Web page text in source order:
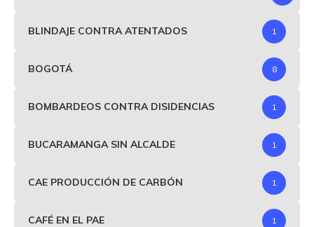
BLINDAJE CONTRA ATENTADOS 1
BOGOTÁ 8
BOMBARDEOS CONTRA DISIDENCIAS 1
BUCARAMANGA SIN ALCALDE 1
CAE PRODUCCIÓN DE CARBÓN 1
CAFÉ EN EL PAE 1